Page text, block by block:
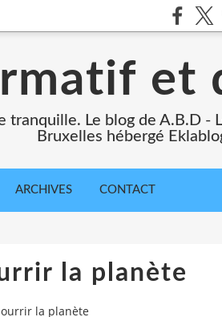
et
tranquille. Le blog de A.B.D -
Bruxelles hébergé
ARCHIVES CONTACT
la planète
la planète